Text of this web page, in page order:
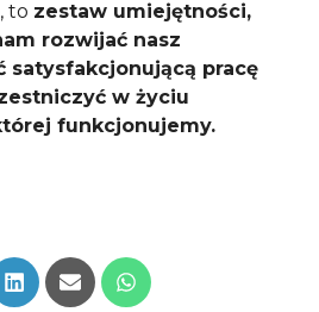
to zestaw umiejętności,
rozwijać nasz
satysfakcjonującą pracę
w życiu
funkcjonujemy.
ShareShareShare